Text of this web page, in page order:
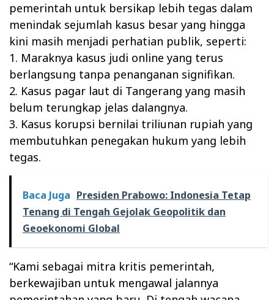
pemerintah untuk bersikap lebih tegas dalam
menindak sejumlah kasus besar yang hingga
kini masih menjadi perhatian publik, seperti:
1. Maraknya kasus judi online yang terus
berlangsung tanpa penanganan signifikan.
2. Kasus pagar laut di Tangerang yang masih
belum terungkap jelas dalangnya.
3. Kasus korupsi bernilai triliunan rupiah yang
membutuhkan penegakan hukum yang lebih
tegas.
Baca Juga Presiden Prabowo: Indonesia Tetap
Tenang di Tengah Gejolak Geopolitik dan
Geoekonomi Global
“Kami sebagai mitra kritis pemerintah,
berkewajiban untuk mengawal jalannya